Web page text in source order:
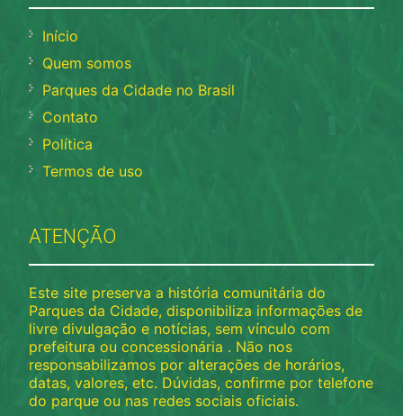
Início
Quem somos
Parques da Cidade no Brasil
Contato
Política
Termos de uso
ATENÇÃO
Este site preserva a história comunitária do
Parques da Cidade, disponibiliza informações de
livre divulgação e notícias, sem vínculo com
prefeitura ou concessionária . Não nos
responsabilizamos por alterações de horários,
datas, valores, etc. Dúvidas, confirme por telefone
do parque ou nas redes sociais oficiais.